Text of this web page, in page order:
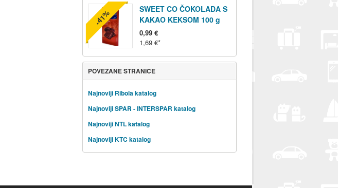
SWEET CO ČOKOLADA S
KAKAO KEKSOM 100 g
0,99 €
1,69 €
-41%
POVEZANE STRANICE
Najnoviji Ribola katalog
Najnoviji SPAR - INTERSPAR katalog
Najnoviji NTL katalog
Najnoviji KTC katalog